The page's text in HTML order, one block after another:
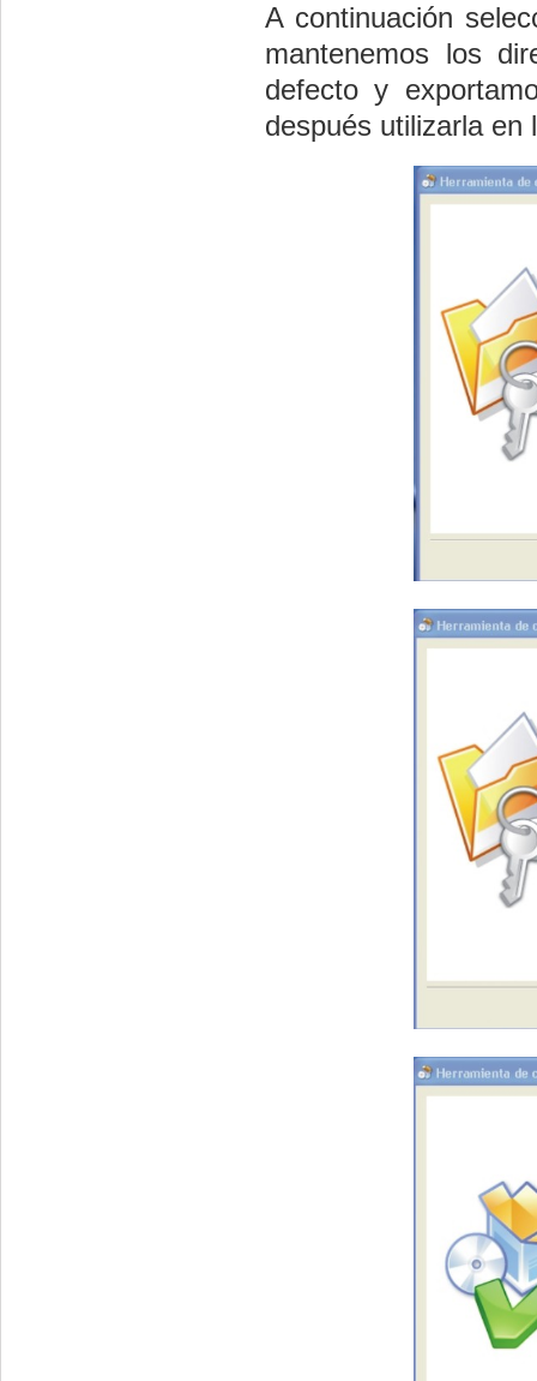
A continuación
mantenemos los
defecto y
después utilizarla en